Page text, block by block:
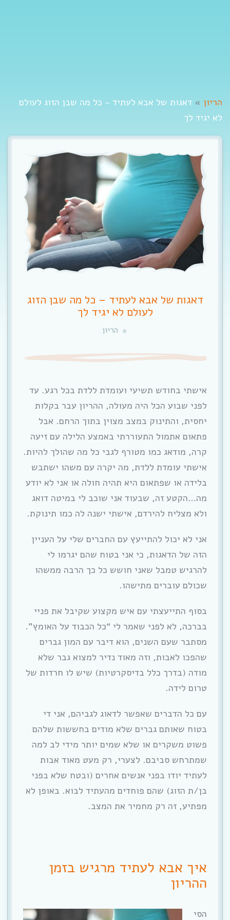
הריון » דאגות של אבא לעתיד – כל מה שבן הזוג לעולם
לא יגיד לך
דאגות של אבא לעתיד – כל מה שבן הזוג
לעולם לא יגיד לך
הריון
אישתי בחודש תשיעי ועומדת ללדת בכל רגע. עד
לפני שבוע הכל היה מעולה, ההריון עבר בקלות
יחסית, והתינוק במצב מצוין בתוך הרחם. אבל
פתאום אתמול התעוררתי באמצע הלילה עם זיעה
קרה, מודאג כמו מטורף לגבי כל מה שהולך להיות.
אישתי עומדת ללדת, מה יקרה עם משהו ישתבש
בלידה או שפתאום היא תהיה חולה או אני לא יודע
מה…הקטע זה, שבעוד אני שוכב לי במיטה דואג
ולא מצליח להירדם, אישתי ישנה לה כמו תינוקת.
אני לא יכול להתייעץ עם החברים שלי על העניין
הזה של הדאגות, כי אני בטוח שהם יגרמו לי
להרגיש טמבל שאני חושש כל כך הרבה ממשהו
שכולם עוברים מתישהו.
בסוף התייעצתי עם איש מקצוע שקיבל את פניי
בברכה, לא לפני שאמר לי “כל הכבוד על האומץ”.
מסתבר שעם השנים, הוא דיבר עם המון גברים
שהפכו לאבות, וזה מאוד נדיר למצוא גבר שלא
מודה (בדרך כלל בדיסקרטיות) שיש לו חרדות של
טרום לידה.
עם כל הדברים שאפשר לדאוג לגביהם, אני די
בטוח שאותם גברים שלא מודים בחששות שלהם
פשוט משקרים או שלא שמים יותר מידי לב למה
שמתרחש סביבם. לצערי, רק מעט מאוד אבות
לעתיד יודו בפני אנשים אחרים (ובטח שלא בפני
בן/ת הזוג) שהם פוחדים מהעתיד לבוא. באופן לא
מפתיע, זה רק מחמיר את המצב.
איך אבא לעתיד מרגיש בזמן
ההריון
הסי